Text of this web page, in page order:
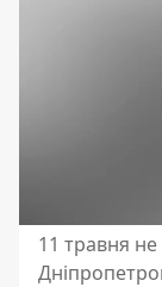
11 травня